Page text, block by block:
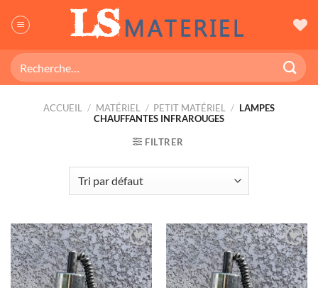
contenu
Recherche
pour :
ACCUEIL / MATÉRIEL / PETIT MATÉRIEL / LAMPES
CHAUFFANTES INFRAROUGES
FILTRER
Ajouter
à ma
wishlist
Ajouter
à ma
wishlist